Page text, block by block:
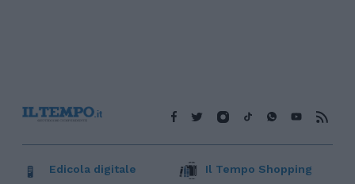
Edicola digitale Il Tempo Shopping